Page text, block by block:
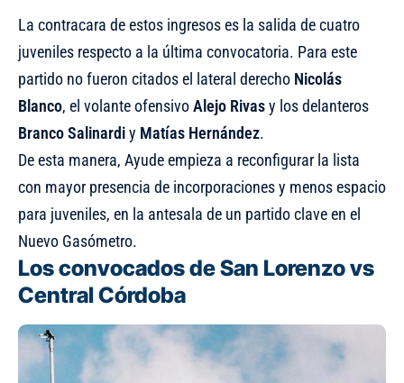
La contracara de estos ingresos es la salida de cuatro
juveniles respecto a la última convocatoria. Para este
partido no fueron citados el lateral derecho Nicolás
Blanco, el volante ofensivoAlejo Rivasy los delanteros
Branco Salinardiy Matías Hernández.
De esta manera, Ayude empieza a reconfigurar la lista
con mayor presencia de incorporaciones y menos espacio
para juveniles, en la antesala de un partido clave en el
Nuevo Gasómetro.
Los convocados de San Lorenzo vs
Central Córdoba